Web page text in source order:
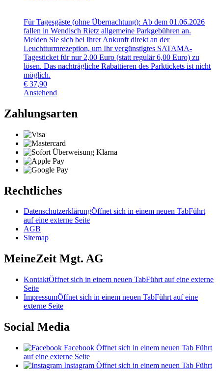
Für Tagesgäste (ohne Übernachtung): Ab dem 01.06.2026
fallen in Wendisch Rietz allgemeine Parkgebühren an.
Melden Sie sich bei Ihrer Ankunft direkt an der
Leuchtturmrezeption, um Ihr vergünstigtes SATAMA-
Tagesticket für nur 2,00 Euro (statt regulär 6,00 Euro) zu
lösen. Das nachträgliche Rabattieren des Parktickets ist nicht
möglich.
€ 37,90
Anstehend
Zahlungsarten
Rechtliches
DatenschutzerklärungÖffnet sich in einem neuen TabFührt
auf eine externe Seite
AGB
Sitemap
MeineZeit Mgt. AG
KontaktÖffnet sich in einem neuen TabFührt auf eine externe
Seite
ImpressumÖffnet sich in einem neuen TabFührt auf eine
externe Seite
Social Media
Facebook Öffnet sich in einem neuen Tab Führt
auf eine externe Seite
Instagram Öffnet sich in einem neuen Tab Führt